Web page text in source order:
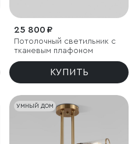
25 800 ₽
Потолочный светильник с
тканевым плафоном
КУПИТЬ
УМНЫЙ ДОМ